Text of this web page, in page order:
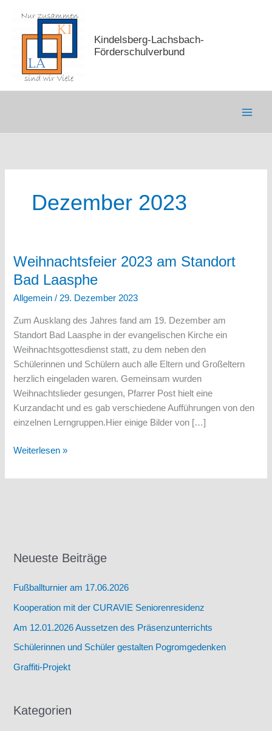
springen
Kindelsberg-Lachsbach-
Förderschulverbund
Dezember 2023
Weihnachtsfeier 2023 am Standort
Bad Laasphe
Allgemein / 29. Dezember 2023
Zum Ausklang des Jahres fand am 19. Dezember am
Standort Bad Laasphe in der evangelischen Kirche ein
Weihnachtsgottesdienst statt, zu dem neben den
Schülerinnen und Schülern auch alle Eltern und Großeltern
herzlich eingeladen waren. Gemeinsam wurden
Weihnachtslieder gesungen, Pfarrer Post hielt eine
Kurzandacht und es gab verschiedene Aufführungen von den
einzelnen Lerngruppen.Hier einige Bilder von […]
Weihnachtsfeier
am
Weiterlesen »
Neueste Beiträge
Fußballturnier am 17.06.2026
Kooperation mit der CURAVIE Seniorenresidenz
Am 12.01.2026 Aussetzen des Präsenzunterrichts
Schülerinnen und Schüler gestalten Pogromgedenken
Graffiti-Projekt
Kategorien